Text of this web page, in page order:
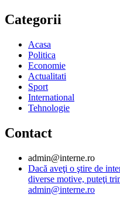
Categorii
Acasa
Politica
Economie
Actualitati
Sport
International
Tehnologie
Contact
admin@interne.ro
Dacă aveţi o ştire de
diverse motive, puteţi
admin@interne.ro